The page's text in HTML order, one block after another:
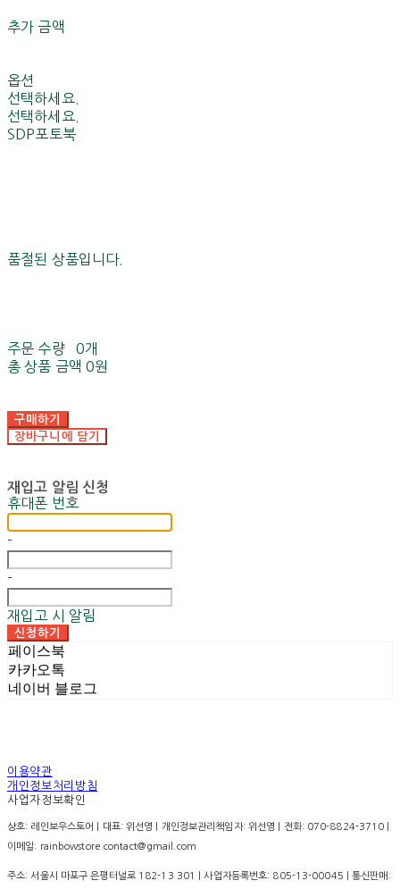
추가 금액
옵션
선택하세요.
선택하세요.
SDP포토북
품절된 상품입니다.
주문 수량
0개
총 상품 금액 0원
구매하기
장바구니에 담기
재입고 알림 신청
휴대폰 번호
-
-
재입고 시 알림
신청하기
페이스북
카카오톡
네이버 블로그
이용약관
개인정보처리방침
사업자정보확인
상호: 레인보우스토어 | 대표: 위선영 | 개인정보관리책임자: 위선영 | 전화: 070-8824-3710 |
이메일: rainbowstore.contact@gmail.com
주소: 서울시 마포구 은평터널로 182-13 301 | 사업자등록번호: 805-13-00045 | 통신판매: